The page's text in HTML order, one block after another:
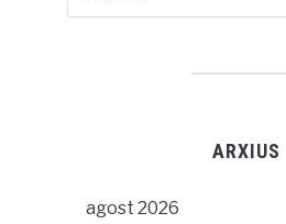
ARXIUS
agost 2026